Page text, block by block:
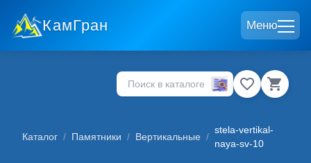
КамГран Меню
Каталог / Памятники / Вертикальные /
stela-vertikal-
naya-sv-10